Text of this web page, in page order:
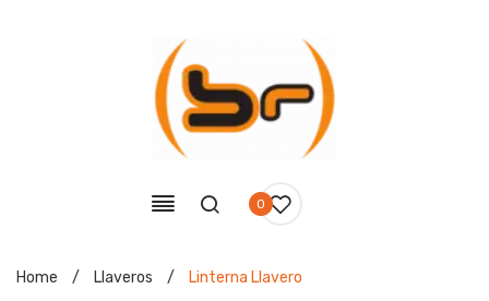
0
Home / Llaveros / Linterna Llavero